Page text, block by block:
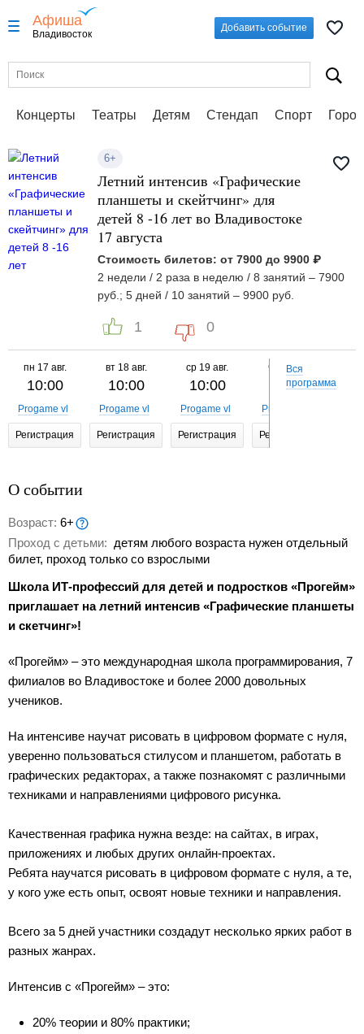
Афиша
Владивосток
Добавить событие
Концерты Театры Детям Стендап Спорт
6+
Летний интенсив «Графические
планшеты и скейтчинг» для
детей 8 -16 лет во Владивостоке
17 августа
Стоимость билетов: от 7900 до 9900 ₽
2 недели / 2 раза в неделю / 8 занятий – 7900
руб.; 5 дней / 10 занятий – 9900 руб.
1 0
пн 17 авг.
10:00
Progame vl
Регистрация
вт 18 авг.
10:00
Progame vl
Регистрация
ср 19 авг.
10:00
Progame vl
Регистрация
чт 20 авг.
10:00
Progame vl
Регистрация
Вся
программа
О событии
Возраст: 6+
Проход с детьми: детям любого возраста нужен отдельный
билет, проход только со взрослыми
Школа ИТ-профессий для детей и подростков «Прогейм»
приглашает на летний интенсив «Графические планшеты
и скетчинг»!
«Прогейм» – это международная школа программирования, 7
филиалов во Владивостоке и более 2000 довольных
учеников.
На интенсиве научат рисовать в цифровом формате с нуля,
уверенно пользоваться стилусом и планшетом, работать в
графических редакторах, а также познакомят с различными
техниками и направлениями цифрового рисунка.
Качественная графика нужна везде: на сайтах, в играх,
приложениях и любых других онлайн-проектах.
Ребята научатся рисовать в цифровом формате с нуля, а те,
у кого уже есть опыт, освоят новые техники и направления.
Всего за 5 дней участники создадут несколько ярких работ в
разных жанрах.
Интенсив с «Прогейм» – это:
20% теории и 80% практики;